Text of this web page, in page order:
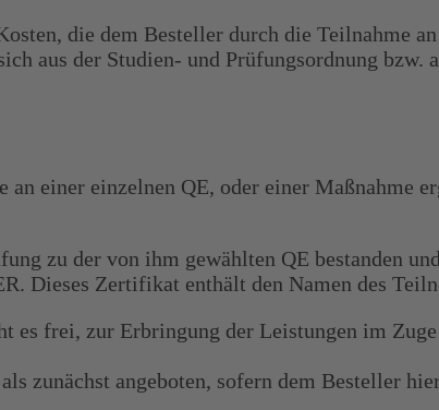
die dem Besteller durch die Teilnahme
aus der Studien- und Prüfungsordnung
einer einzelnen QE, oder einer Maßnahme
zu der von ihm gewählten QE bestanden
Dieses Zertifikat enthält den Namen des
frei, zur Erbringung der Leistungen im
zunächst angeboten, sofern dem Besteller